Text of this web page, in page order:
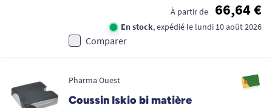
À partir de
66,64 €
En stock, expédié le lundi 10 août 2026
Comparer
Pharma Ouest
Coussin Iskio bi matière